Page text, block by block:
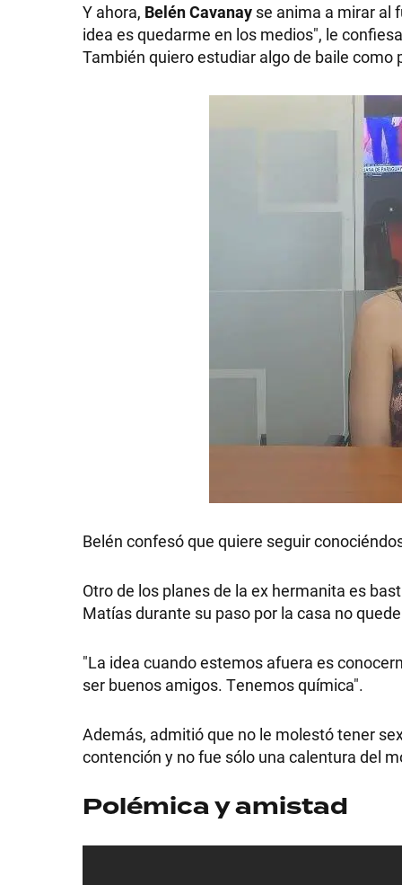
Y ahora, Belén Cavanay se anima a mirar al
idea es quedarme en los medios", le
También quiero estudiar algo de baile como
Belén confesó que quiere seguir
Otro de los planes de la ex hermanita es
Matías durante su paso por la casa no
"La idea cuando estemos afuera es
ser buenos amigos. Tenemos química".
Además, admitió que no le molestó tener
contención y no fue sólo una calentura del
Polémica y amistad